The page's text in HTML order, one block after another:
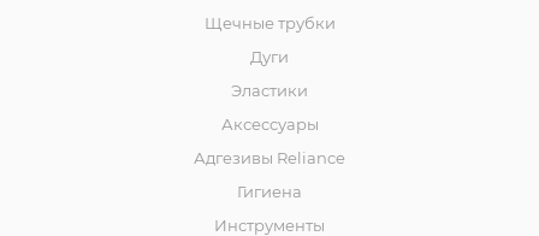
Щечные трубки
Дуги
Эластики
Аксессуары
Адгезивы Reliance
Гигиена
Инструменты